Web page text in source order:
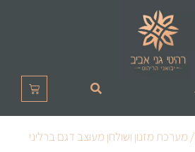
/ מערכת מזנון ושולחן מעוצב דגם ברליני